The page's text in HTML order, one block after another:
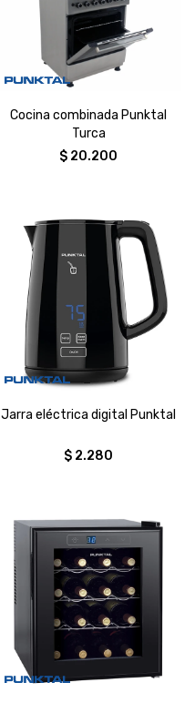
Cocina combinada Punktal
Turca
$ 20.200
Jarra eléctrica digital Punktal
$ 2.280